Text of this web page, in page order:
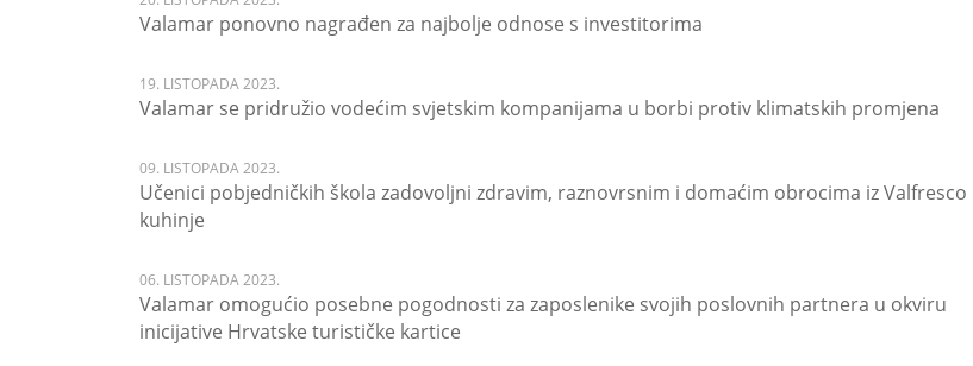
Valamar ponovno nagrađen za najbolje odnose s investitorima
19. LISTOPADA 2023.
Valamar se pridružio vodećim svjetskim kompanijama u borbi protiv klimatskih promjena
09. LISTOPADA 2023.
Učenici pobjedničkih škola zadovoljni zdravim, raznovrsnim i domaćim obrocima iz Valfresco
kuhinje
06. LISTOPADA 2023.
Valamar omogućio posebne pogodnosti za zaposlenike svojih poslovnih partnera u okviru
inicijative Hrvatske turističke kartice